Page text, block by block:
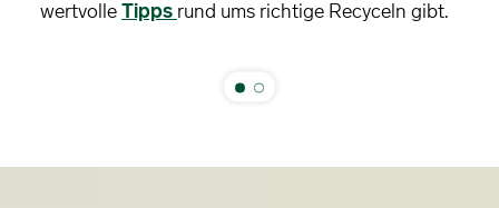
wertvolleTipps rund ums richtige Recyceln gibt.